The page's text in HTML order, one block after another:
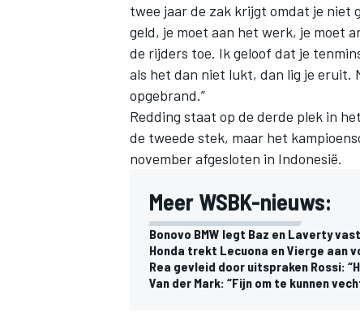
twee jaar de zak krijgt omdat je niet
geld, je moet aan het werk, je moet
de rijders toe. Ik geloof dat je
als het dan niet lukt, dan lig je eruit.
opgebrand.”
Redding staat op de derde plek in
de tweede stek, maar het
november afgesloten in Indonesië.
Meer WSBK-nieuws:
Bonovo BMW legt Baz en Laverty
Honda trekt Lecuona en Vierge aan
Rea gevleid door uitspraken Rossi:
Van der Mark: “Fijn om te kunnen